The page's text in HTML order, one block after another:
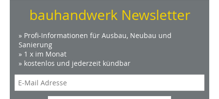
bauhandwerk Newsletter
» Profi-Informationen für Ausbau, Neubau und
Sanierung
» 1 x im Monat
» kostenlos und jederzeit kündbar